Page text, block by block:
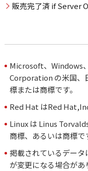
販売完了済 if Server
Microsoft、Windows
Corporation の米国、
標または商標です。
Red Hat はRed
Linux は Linus
商標、あるいは商標で
掲載されているデー
が変更になる場合があ